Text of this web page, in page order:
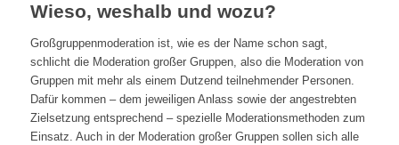
Wieso, weshalb und wozu?
Großgruppenmoderation ist, wie es der Name schon sagt,
schlicht die Moderation großer Gruppen, also die Moderation von
Gruppen mit mehr als einem Dutzend teilnehmender Personen.
Dafür kommen – dem jeweiligen Anlass sowie der angestrebten
Zielsetzung entsprechend – spezielle Moderationsmethoden zum
Einsatz. Auch in der Moderation großer Gruppen sollen sich alle